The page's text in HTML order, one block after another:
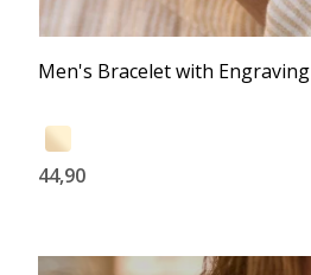
Men's Bracelet with Engraving
44,90